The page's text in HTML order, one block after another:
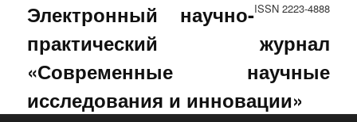
ISSN 2223-4888
Электронный научно-
практический журнал
«Современные научные
исследования и инновации»